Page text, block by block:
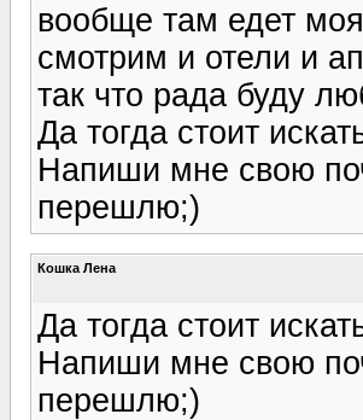
вообще там едет
смотрим и отели и
так что рада буду
Да тогда стоит
Напиши мне свою
перешлю;)
Кошка Лена
Да тогда стоит
Напиши мне свою
перешлю;)